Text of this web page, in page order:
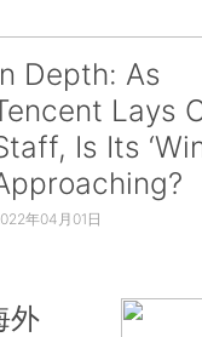
Depth: As
Lays
Is Its
年04月01日
外